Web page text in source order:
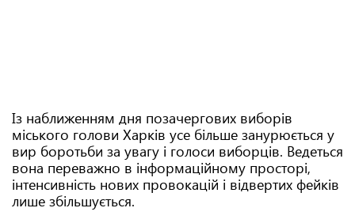
Із наближенням дня позачергових виборів
міського голови Харків усе більше занурюється у
вир боротьби за увагу і голоси виборців. Ведеться
вона переважно в інформаційному просторі,
інтенсивність нових провокацій і відвертих фейків
лише збільшується.